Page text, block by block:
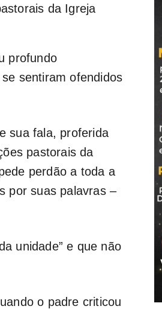
da Igreja
profundo
sentiram ofendidos
sua fala, proferida
pastorais da
perdão a toda a
por suas palavras –
unidade” e que não
o padre criticou